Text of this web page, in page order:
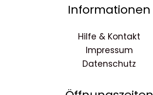
Informationen
Hilfe & Kontakt
Impressum
Datenschutz